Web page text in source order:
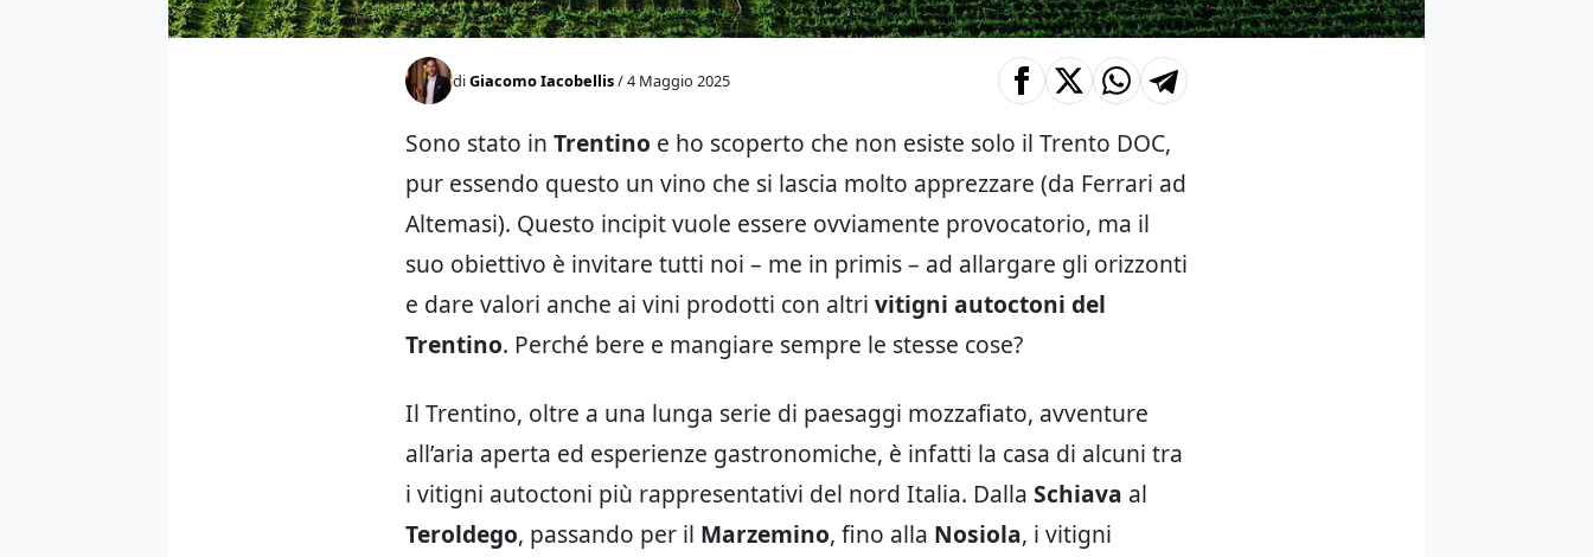
diGiacomo Iacobellis/ 4 Maggio 2025
Sono stato in Trentino e ho scoperto che non esiste solo il Trento DOC,
pur essendo questo un vino che si lascia molto apprezzare (da Ferrari ad
Altemasi). Questo incipit vuole essere ovviamente provocatorio, ma il
suo obiettivo è invitare tutti noi – me in primis – ad allargare gli orizzonti
e dare valori anche ai vini prodotti con altri vitigni autoctoni del
Trentino. Perché bere e mangiare sempre le stesse cose?
Il Trentino, oltre a una lunga serie di paesaggi mozzafiato, avventure
all’aria aperta ed esperienze gastronomiche, è infatti la casa di alcuni tra
i vitigni autoctoni più rappresentativi del nord Italia. Dalla Schiava al
Teroldego, passando per il Marzemino, fino alla Nosiola, i vitigni